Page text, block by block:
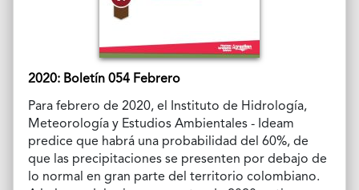
2020: Boletín 054 Febrero
Para febrero de 2020, el Instituto de Hidrología,
Meteorología y Estudios Ambientales - Ideam
predice que habrá una probabilidad del 60%, de
que las precipitaciones se presenten por debajo de
lo normal en gran parte del territorio colombiano.